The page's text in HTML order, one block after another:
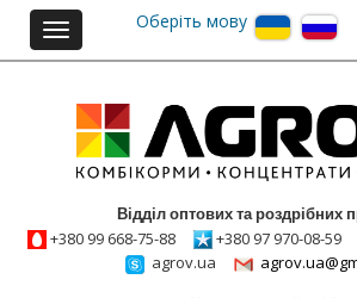
Toggle
navigation
Оберіть мову
Відділ оптових та роздрібних
+380 99 668-75-88
+380 97 970-08-59
agrov.ua